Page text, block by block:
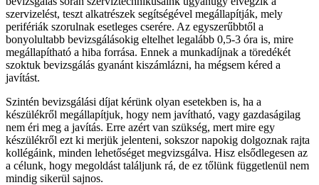
szervizelést, teszt alkatrészek segítségével megállapítják, mely
perifériák szorulnak esetleges cserére. Az egyszerűbbtől a
bonyolultabb bevizsgálásokig eltelhet legalább 0,5-3 óra is, mire
megállapítható a hiba forrása. Ennek a munkadíjnak a töredékét
szoktuk bevizsgálás gyanánt kiszámlázni, ha mégsem kéred a
javítást.
Szintén bevizsgálási díjat kérünk olyan esetekben is, ha a
készülékről megállapítjuk, hogy nem javítható, vagy gazdaságilag
nem éri meg a javítás. Erre azért van szükség, mert mire egy
készülékről ezt ki merjük jelenteni, sokszor napokig dolgoznak rajta
kollégáink, minden lehetőséget megvizsgálva. Hisz elsődlegesen az
a célunk, hogy megoldást találjunk rá, de ez tőlünk függetlenül nem
mindig sikerül sajnos.